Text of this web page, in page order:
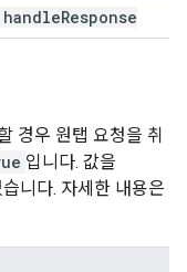
Response
경우 원탭 요청을 취
입니다. 값을
니다. 자세한 내용은